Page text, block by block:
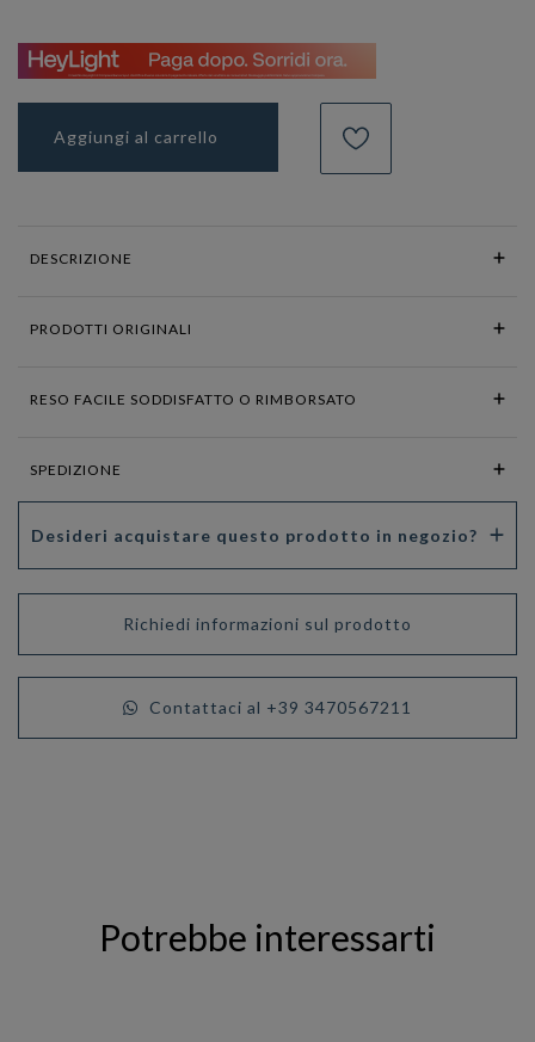
Aggiungi al carrello
DESCRIZIONE
PRODOTTI ORIGINALI
RESO FACILE SODDISFATTO O RIMBORSATO
SPEDIZIONE
Desideri acquistare questo prodotto in negozio?
Richiedi informazioni sul prodotto
Contattaci al +39 3470567211
Potrebbe interessarti